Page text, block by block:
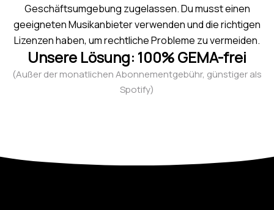
Geschäftsumgebung zugelassen. Du musst einen
geeigneten Musikanbieter verwenden und die richtigen
Lizenzen haben, um rechtliche Probleme zu vermeiden.
Unsere Lösung: 100% GEMA-frei
(Außer der monatlichen Abonnementgebühr, günstiger als
Spotify)